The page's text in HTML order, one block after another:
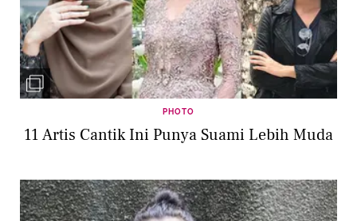
PHOTO
11 Artis Cantik Ini Punya Suami Lebih Muda